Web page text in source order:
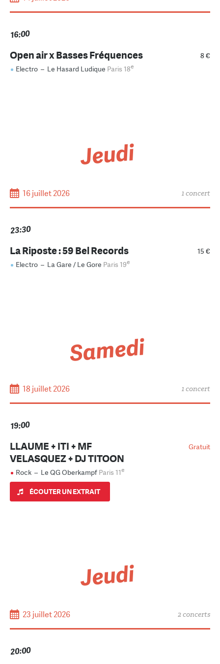
16:00
8 €
Open air x Basses Fréquences
Electro – Le Hasard Ludique Paris 18e
Jeudi
16 juillet 2026 1 concert
23:30
15 €
La Riposte : 59 Bel Records
Electro – La Gare / Le Gore Paris 19e
Samedi
18 juillet 2026 1 concert
19:00
Gratuit
LLAUME + ITI + MF
VELASQUEZ + DJ TITOON
Rock – Le QG Oberkampf Paris 11e
ÉCOUTER UN EXTRAIT
Jeudi
23 juillet 2026 2 concerts
20:00